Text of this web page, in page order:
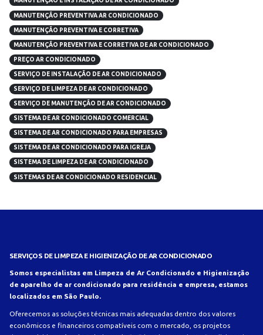
MANUTENÇÃO PREVENTIVA AR CONDICIONADO
MANUTENÇÃO PREVENTIVA E CORRETIVA
MANUTENÇÃO PREVENTIVA E CORRETIVA DE AR CONDICIONADO
PREÇO AR CONDICIONADO
SERVIÇO DE INSTALAÇÃO DE AR CONDICIONADO
SERVIÇO DE LIMPEZA DE AR CONDICIONADO
SERVIÇO DE MANUTENÇÃO DE AR CONDICIONADO
SISTEMA DE AR CONDICIONADO COMERCIAL
SISTEMA DE AR CONDICIONADO PARA EMPRESAS
SISTEMA DE AR CONDICIONADO PARA IGREJA
SISTEMA DE LIMPEZA DE AR CONDICIONADO
SISTEMAS DE AR CONDICIONADO RESIDENCIAL
SERVIÇOS DE LIMPEZA E HIGIENIZAÇÃO DE AR CONDICIONADO
Somos especialistas em Limpeza de Ar Condicionado e Higienização
de aparelho de ar condicionado para residência e empresa, estamos
localizados em São Paulo.
Oferecemos as soluções técnicas mais adequadas dentro dos valores
econômicos e financeiros compatíveis com o mercado, os projetos